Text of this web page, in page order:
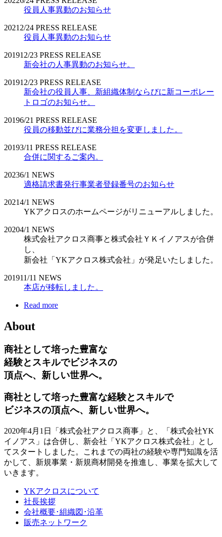
役員人事異動のお知らせ
2021 2/24 PRESS RELEASE
役員人事異動のお知らせ
201912/23 PRESS RELEASE
新会社の人事異動のお知らせ。
201912/23 PRESS RELEASE
新会社の役員人事、新組織体制ならびに新コーポレー
トロゴのお知らせ。
20196/21 PRESS RELEASE
役員の移動並びに業務分担を変更しました。
20193/11 PRESS RELEASE
合併に関するご案内。
20236/1 NEWS
適格請求書発行事業者登録番号のお知らせ
20214/1 NEWS
YKアクロスのホームページがリニューアルしました。
20204/1 NEWS
株式会社アクロス商事と株式会社ＹＫイノアスが合併
し、
新会社「YKアクロス株式会社」が発足いたしました。
201911/11 NEWS
本店が移転しました。
Read more
About
商社として培った豊富な
経験とスキルでビジネスの
頂点へ、新しい世界へ。
商社として培った豊富な経験とスキルで
ビジネスの頂点へ、新しい世界へ。
2020年4月1日「株式会社アクロス商事」と、「株式会社YK
イノアス」は合併し、新会社「YKアクロス株式会社」とし
てスタートしました。これまでの両社の経験や専門知識を活
かして、新規事業・新規商材開発を推進し、事業を拡大して
いきます。
YKアクロスについて
社長挨拶
会社概要･組織図･沿革
販売ネットワーク